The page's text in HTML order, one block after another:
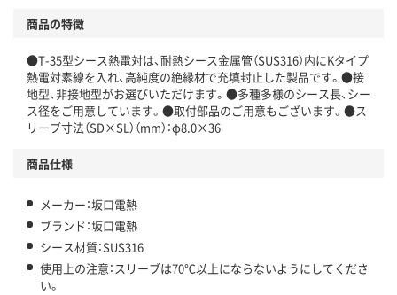
商品の特徴
●T-35型シース熱電対は、耐熱シース金属管（SUS316）内にKタイプ
熱電対素線を入れ、高純度の絶縁材で充填封止した製品です。●接
地型、非接地型がお選びいただけます。●多種多様のシース長、シー
ス径をご用意しています。●取付部品のご用意もございます。●ス
リーブ寸法（SD×SL）（mm）：φ8.0×36
商品仕様
メーカー：坂口電熱
ブランド：坂口電熱
シース材質：SUS316
使用上の注意：スリーブは70℃以上にならないようにしてくださ
い。